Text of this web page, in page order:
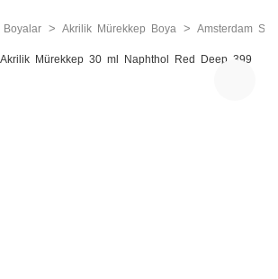
Boyalar Akrilik Mürekkep Boya Amsterdam